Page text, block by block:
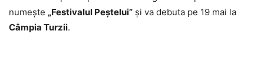
numeşte „Festivalul Peştelui” şi va debuta pe 19 mai la
Câmpia Turzii.